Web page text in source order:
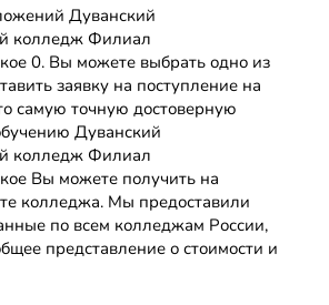
Дуванский
колледж Филиал
0. Вы можете выбрать одно из
заявку на поступление на
самую точную достоверную
Дуванский
колледж Филиал
Вы можете получить на
колледжа. Мы предоставили
по всем колледжам России,
представление о стоимости и